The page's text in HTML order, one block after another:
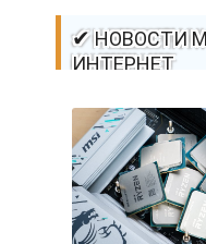
✔ НОВОСТИ МИРА
ИНТЕРНЕТ